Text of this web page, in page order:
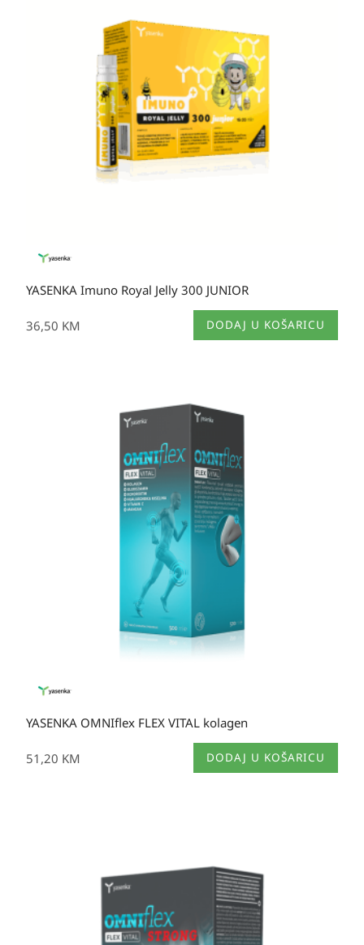
YASENKA Imuno Royal Jelly 300 JUNIOR
36,50 KM DODAJ U KOŠARICU
YASENKA OMNIflex FLEX VITAL kolagen
51,20 KM DODAJ U KOŠARICU